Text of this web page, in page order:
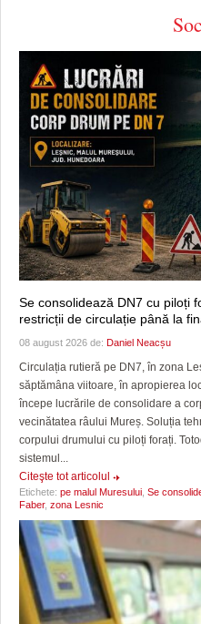
Se consolidează DN7 cu piloți
restricții de circulație până la
08 august 2026 de: Daniel Neacșu
Circulația rutieră pe DN7, în zona
săptămâna viitoare, în apropierea
începe lucrările de consolidare a
vecinătatea râului Mureș. Soluția
corpului drumului cu piloți forați.
sistemul...
Citeşte tot articolul
Etichete: pe malul Muresului Se
Faber, zona Lesnic